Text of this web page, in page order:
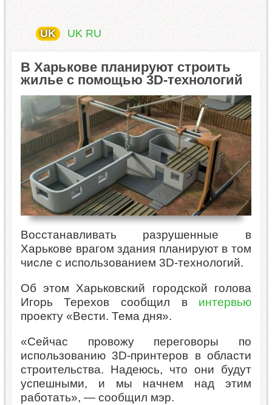
UK UK RU
В Харькове планируют строить
жилье с помощью 3D-технологий
Восстанавливать разрушенные в
Харькове врагом здания планируют в том
числе с использованием 3D-технологий.
Об этом Харьковский городской голова
Игорь Терехов сообщил в интервью
проекту «Вести. Тема дня».
«Сейчас провожу переговоры по
использованию 3D-принтеров в области
строительства. Надеюсь, что они будут
успешными, и мы начнем над этим
работать», — сообщил мэр.